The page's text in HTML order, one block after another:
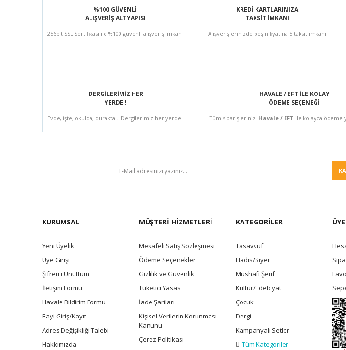
%100 GÜVENLİ
ALIŞVERİŞ ALTYAPISI
256bit SSL Sertifikası ile %100 güvenli alışveriş imkanı
KREDİ KARTLARINIZA
TAKSİT İMKANI
Alışverişlerinizde peşin fiyatına 5 taksit imkanı
DERGİLERİMİZ HER
YERDE !
Evde, işte, okulda, durakta... Dergilerimiz her yerde !
HAVALE / EFT İLE KOLAY
ÖDEME SEÇENEĞİ
Tüm siparişlerinizi Havale / EFT ile kolayca ödeme
KURUMSAL
Yeni Üyelik
Üye Girişi
Şifremi Unuttum
İletişim Formu
Havale Bildirim Formu
Bayi Giriş/Kayıt
Adres Değişikliği Talebi
Hakkımızda
MÜŞTERİ HİZMETLERİ
Mesafeli Satış Sözleşmesi
Ödeme Seçenekleri
Gizlilik ve Güvenlik
Tüketici Yasası
İade Şartları
Kişisel Verilerin Korunması
Kanunu
Çerez Politikası
KATEGORİLER
Tasavvuf
Hadis/Siyer
Mushafı Şerif
Kültür/Edebiyat
Çocuk
Dergi
Kampanyalı Setler
Tüm Kategoriler